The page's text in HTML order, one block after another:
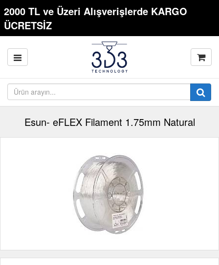
2000 TL ve Üzeri Alışverişlerde KARGO
ÜCRETSİZ
Esun- eFLEX Filament 1.75mm Natural